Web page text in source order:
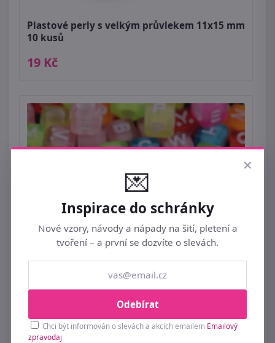
Plastové perly s velkým průvlekem 11x15 mm
10 kusů
19 Kč
Plastové korálky s písmeny a čísly kostka 6
mm
89 Kč
×
💌
Inspirace do schránky
Nové vzory, návody a nápady na šití, pletení a
tvoření – a první se dozvíte o slevách.
Odebírat
Chci být informován o slevách a akcích emailem Emailový
zpravodaj